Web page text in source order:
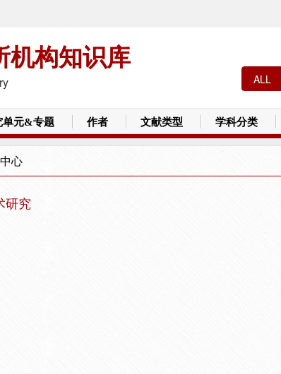
机构知识库
单元&专题 作者 文献类型 学科分类
心
研究